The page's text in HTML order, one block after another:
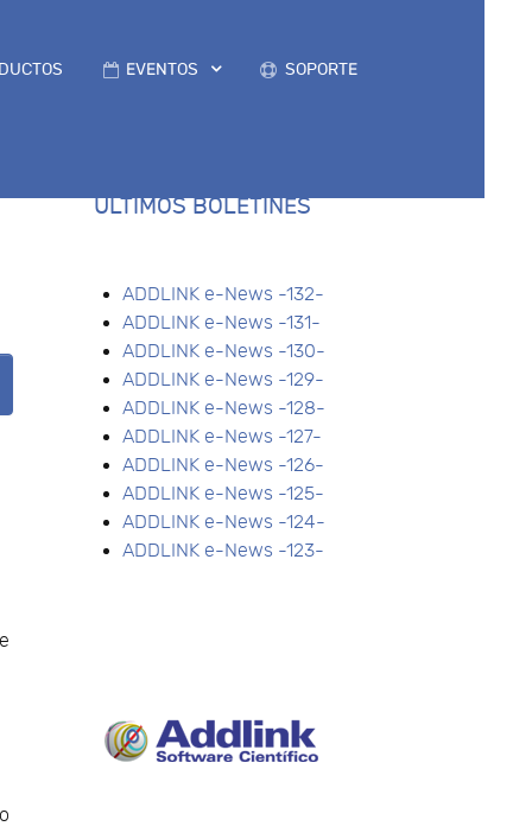
EVENTOS SOPORTE
ÚLTIMOS BOLETINES
ADDLINK e-News -132-
ADDLINK e-News -131-
ADDLINK e-News -130-
ADDLINK e-News -129-
ADDLINK e-News -128-
ADDLINK e-News -127-
ADDLINK e-News -126-
ADDLINK e-News -125-
ADDLINK e-News -124-
ADDLINK e-News -123-